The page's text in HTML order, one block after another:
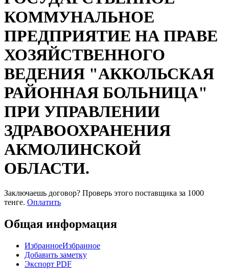
КОММУНАЛЬНОЕ
ПРЕДПРИЯТИЕ НА ПРАВЕ
ХОЗЯЙСТВЕННОГО
ВЕДЕНИЯ "АККОЛЬСКАЯ
РАЙОННАЯ БОЛЬНИЦА"
ПРИ УПРАВЛЕНИИ
ЗДРАВООХРАНЕНИЯ
АКМОЛИНСКОЙ
ОБЛАСТИ.
Заключаешь договор? Проверь этого поставщика за 1000
тенге. Оплатить
Общая информация
ИзбранноеИзбранное
Добавить заметку
Экспорт PDF